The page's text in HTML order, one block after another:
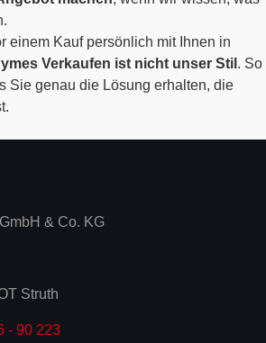
einem Kauf persönlich mit Ihnen in
Verkaufen ist nicht unser Stil . So
Sie genau die Lösung erhalten, die
& Co. KG
Struth
- 90 223